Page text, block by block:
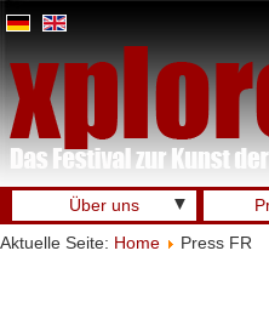
Über uns ▼
Aktuelle Seite: Home Press FR